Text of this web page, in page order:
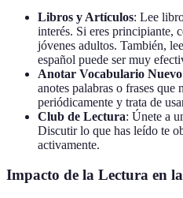
Libros y Artículos: Lee
interés. Si eres principiante,
jóvenes adultos. También,
español puede ser muy
Anotar Vocabulario Nuevo
anotes palabras o frases que
periódicamente y trata de
Club de Lectura: Únete a
Discutir lo que has leído te
activamente.
Impacto de la Lectura en